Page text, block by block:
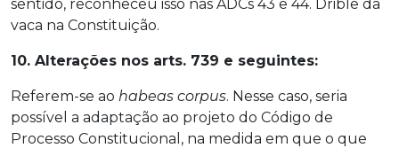
sentido, reconheceu isso nas ADCs 43 e 44. Drible da
vaca na Constituição.
10. Alterações nos arts. 739 e seguintes:
Referem-se ao habeas corpus. Nesse caso, seria
possível a adaptação ao projeto do Código de
Processo Constitucional, na medida em que o que